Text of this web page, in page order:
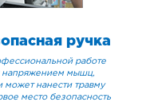
ручка
работе
напряжением мышц,
может нанести травму
место безопасность